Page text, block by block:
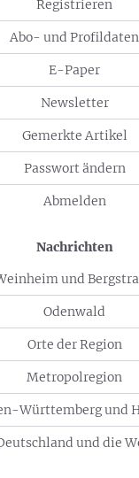
Registrieren
Abo- und Profildaten
E-Paper
Newsletter
Gemerkte Artikel
Passwort ändern
Abmelden
Nachrichten
und
Odenwald
Orte der Region
Metropolregion
Württemberg und
und die